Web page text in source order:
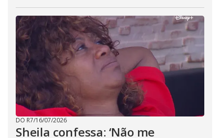
DO R7/16/07/2026
Sheila confessa: ‘Não me